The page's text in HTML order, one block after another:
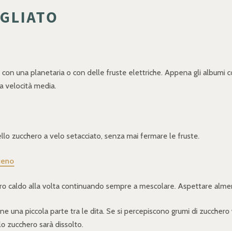
una planetaria o con delle fruste elettriche. Appena gli albumi
velocità media.
zucchero a velo setacciato, senza mai fermare le fruste.
caldo alla volta continuando sempre a mescolare. Aspettare
una piccola parte tra le dita. Se si percepiscono grumi di
zucchero sarà dissolto.